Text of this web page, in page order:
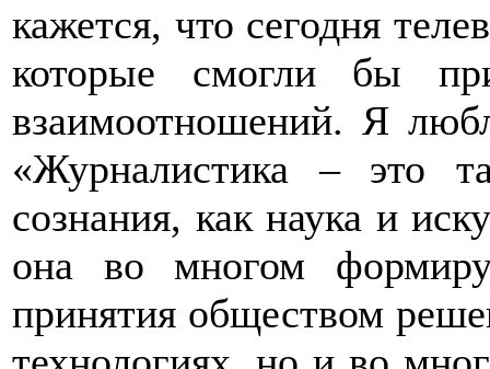
кажется, что сегодня
которые смогли бы
взаимоотношений. Я
«Журналистика – это
сознания, как наука и
она во многом
принятия обществом